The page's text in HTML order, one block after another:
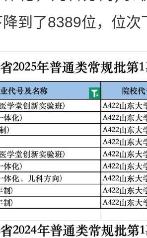
到了8389位，位次